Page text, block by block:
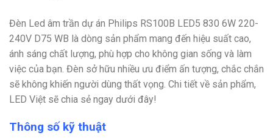
Đèn Led âm trần dự án Philips RS100B LED5 830 6W 220-
240V D75 WB là dòng sản phẩm mang đến hiệu suất cao,
ánh sáng chất lượng, phù hợp cho không gian sống và làm
việc của bạn. Đèn sở hữu nhiều ưu điểm ấn tượng, chắc chắn
sẽ không khiến người dùng thất vọng. Chi tiết về sản phẩm,
LED Việt sẽ chia sẻ ngay dưới đây!
Thông số kỹ thuật